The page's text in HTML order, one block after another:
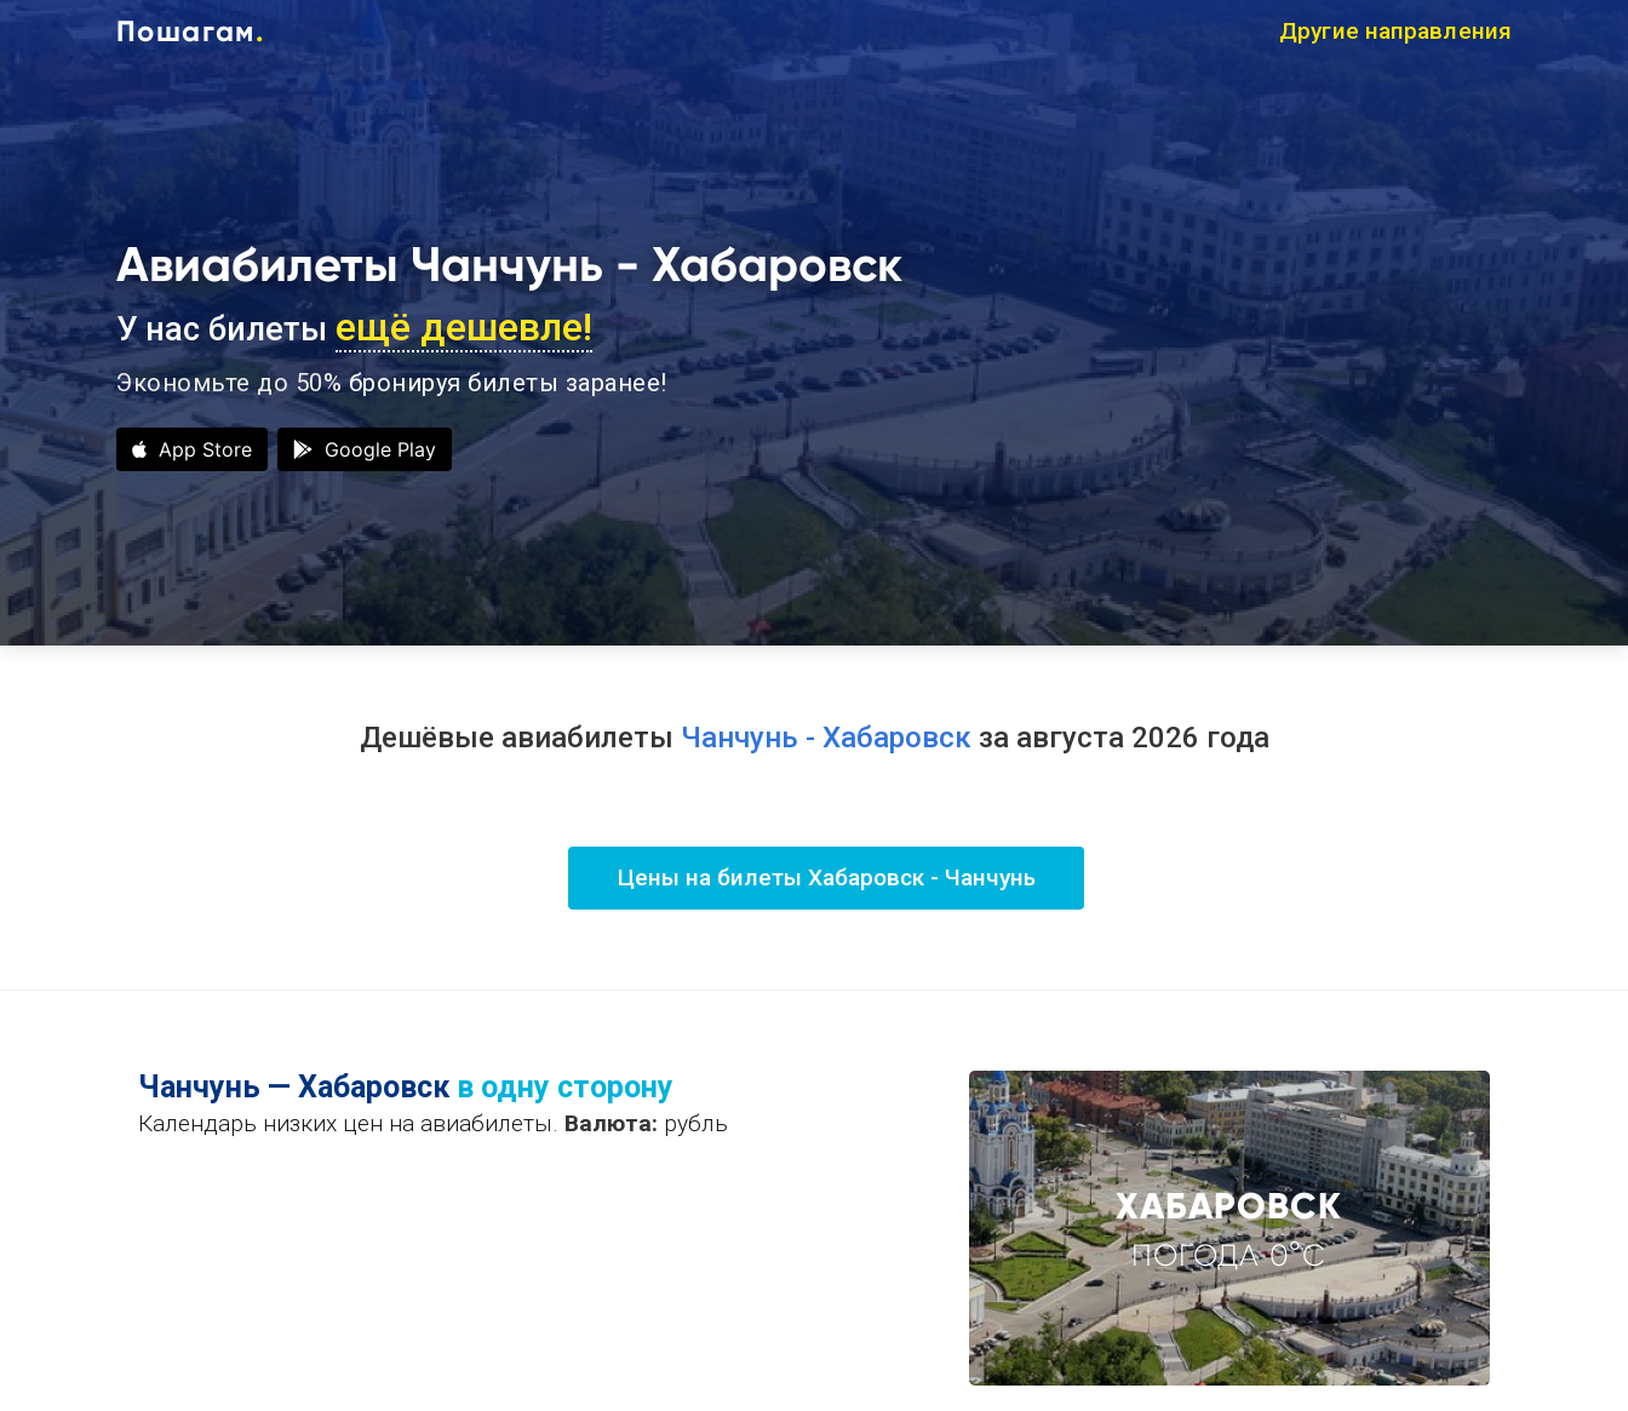
Пошагам. Другие направления
Авиабилеты Чанчунь - Хабаровск
У нас билеты ещё дешевле!
Экономьте до 50%бронируя билеты заранее!
App Store Google Play
Дешёвые авиабилеты Чанчунь - Хабаровск за августа 2026 года
Цены на билеты Хабаровск - Чанчунь
Чанчунь — Хабаровск в одну сторону
Календарь низких цен на авиабилеты. Валюта: рубль
ХАБАРОВСК
ПОГОДА 0°C